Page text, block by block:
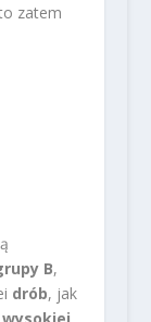
zatem
B,
drób, jak